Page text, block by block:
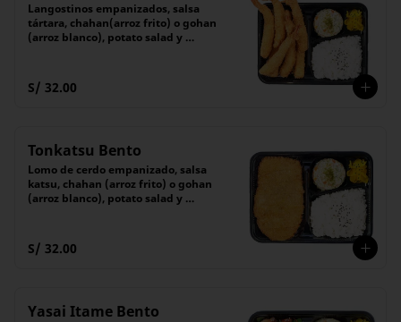
Langostinos empanizados, salsa
tártara, chahan(arroz frito) o gohan
(arroz blanco), potato salad y
S/ 32.00
Tonkatsu Bento
Lomo de cerdo empanizado, salsa
katsu, chahan (arroz frito) o gohan
(arroz blanco), potato salad y
S/ 32.00
Yasai Itame Bento